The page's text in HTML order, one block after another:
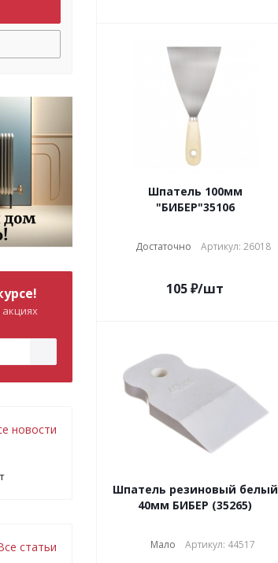
Шпатель 100мм
"БИБЕР"35106
Достаточно Артикул: 26018
105₽/шт
Шпатель резиновый белый
40мм БИБЕР (35265)
Мало Артикул: 44517
новости
статьи